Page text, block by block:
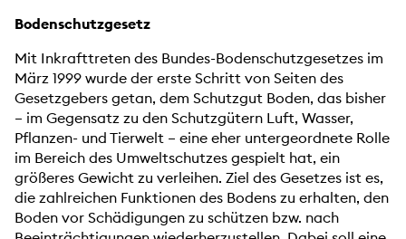
Bodenschutzgesetz
Mit Inkrafttreten des Bundes-Bodenschutzgesetzes im
März 1999 wurde der erste Schritt von Seiten des
Gesetzgebers getan, dem Schutzgut Boden, das bisher
– im Gegensatz zu den Schutzgütern Luft, Wasser,
Pflanzen- und Tierwelt – eine eher untergeordnete Rolle
im Bereich des Umweltschutzes gespielt hat, ein
größeres Gewicht zu verleihen. Ziel des Gesetzes ist es,
die zahlreichen Funktionen des Bodens zu erhalten, den
Boden vor Schädigungen zu schützen bzw. nach